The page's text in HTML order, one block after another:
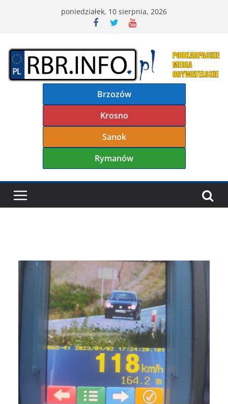
poniedziałek, 10 sierpnia, 2026
Brzozów
Krosno
Sanok
Rymanów